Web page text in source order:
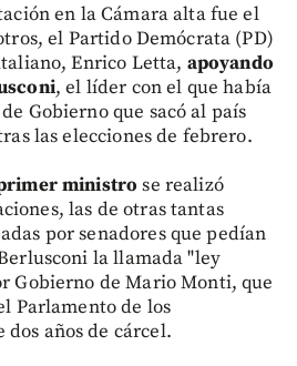
en la Cámara alta fue el
el Partido Demócrata (PD)
Enrico Letta, apoyando
, el líder con el que había
Gobierno que sacó al país
las elecciones de febrero.
ministro se realizó
las de otras tantas
por senadores que pedían
la llamada "ley
Gobierno de Mario Monti, que
Parlamento de los
dos años de cárcel.